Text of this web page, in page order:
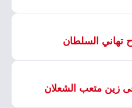
تهاني السلطان
زين متعب الشعلان